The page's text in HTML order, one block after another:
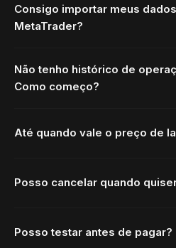
Consigo importar meus
MetaTrader?
Não tenho histórico de
Como começo?
Até quando vale o preço de
Posso cancelar quando
Posso testar antes de pagar?